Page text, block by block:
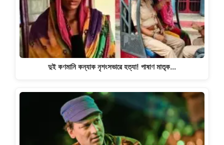
দুই কণমানি কন্যাক নৃশংসভাৱে হত্যা! পাষাণ মাতৃক…